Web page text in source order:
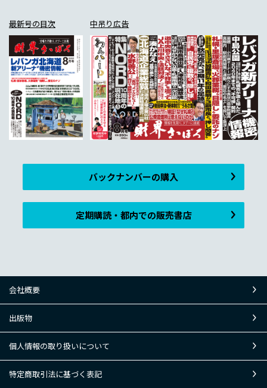
最新号の目次 中吊り広告
バックナンバーの購入
定期購読・都内での販売書店
会社概要
出版物
個人情報の取り扱いについて
特定商取引法に基づく表記